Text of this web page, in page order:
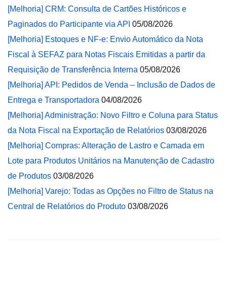
[Melhoria] CRM: Consulta de Cartões Históricos e
Paginados do Participante via API 05/08/2026
[Melhoria] Estoques e NF-e: Envio Automático da Nota
Fiscal à SEFAZ para Notas Fiscais Emitidas a partir da
Requisição de Transferência Interna 05/08/2026
[Melhoria] API: Pedidos de Venda – Inclusão de Dados de
Entrega e Transportadora 04/08/2026
[Melhoria] Administração: Novo Filtro e Coluna para Status
da Nota Fiscal na Exportação de Relatórios 03/08/2026
[Melhoria] Compras: Alteração de Lastro e Camada em
Lote para Produtos Unitários na Manutenção de Cadastro
de Produtos 03/08/2026
[Melhoria] Varejo: Todas as Opções no Filtro de Status na
Central de Relatórios do Produto 03/08/2026